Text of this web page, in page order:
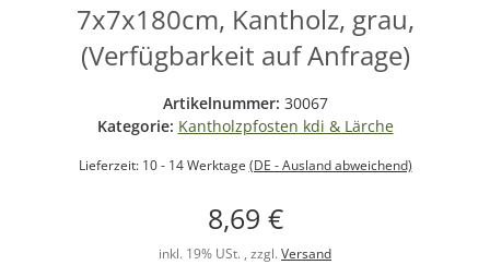
7x7x180cm, Kantholz, grau,
(Verfügbarkeit auf Anfrage)
Artikelnummer: 30067
Kategorie: Kantholzpfosten kdi & Lärche
Lieferzeit: 10 - 14 Werktage (DE - Ausland abweichend)
8,69 €
inkl. 19% USt. , zzgl. Versand